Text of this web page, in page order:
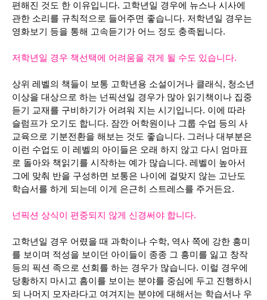
편해진 것도 한 이유입니다. 고학년일 경우에 뉴스나 시사에
관한 소리를 규칙적으로 들어주면 좋습니다. 저학년일 경우는
영화보기 등을 통해 고속듣기가 어느 정도 충족됩니다.
저학년일 경우 책선택에 어려움을 겪게 될 수도 있습니다.
상위 레벨의 책들이 보통 고학년용 소설이거나 클래식, 청소년
이상을 대상으로 하는 넌픽션일 경우가 많아 읽기책이나 집중
듣기 교재를 구비하기가 어려워 지는 시기입니다. 이에 따라
슬럼프가 오기도 합니다. 잠깐 어학원이나 그룹 수업 등의 사
교육으로 기분전환을 해보는 것도 좋습니다. 그러나 대부분은
이런 수업도 이 레벨의 아이들은 오래 하지 않고 다시 엄마표
로 돌아와 책읽기를 시작하는 예가 많습니다. 레벨이 높아서
그에 맞춰 반을 구성하면 보통은 나이에 걸맞지 않는 고난도
학습서를 하게 되는데 이게 은근히 스트레스를 주거든요.
넌픽션 상식이 편중되지 않게 신경써야 합니다.
고학년일 경우 어렸을 때 과학이나 수학, 역사 쪽에 강한 흥미
를 보이며 적성을 보이던 아이들이 종종 그 흥미를 잃고 창작
등의 픽션 족으로 선회를 하는 경우가 많습니다. 이럴 경우에
당황하지 마시고 흠이를 보이는 분야를 중심에 두고 진행하시
되 나머지 모자라다고 여겨지는 분야에 대해서는 학습서나 우